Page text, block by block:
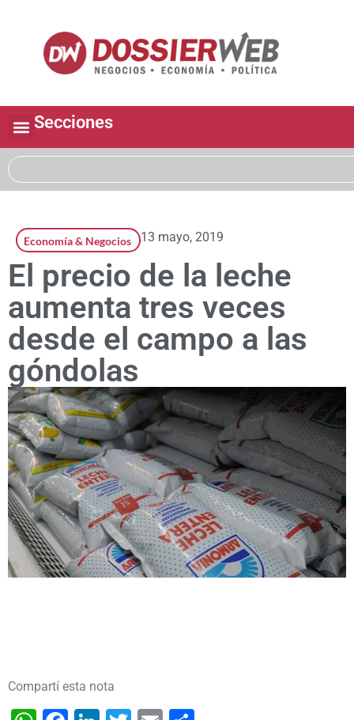
Secciones
Economía & Negocios 13 mayo, 2019
El precio de la leche
aumenta tres veces
desde el campo a las
góndolas
Compartí esta nota